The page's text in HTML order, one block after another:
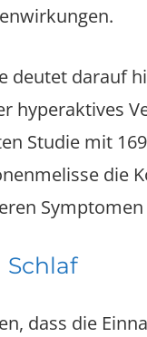
deutet darauf
hyperaktives
Studie mit
die
dass die